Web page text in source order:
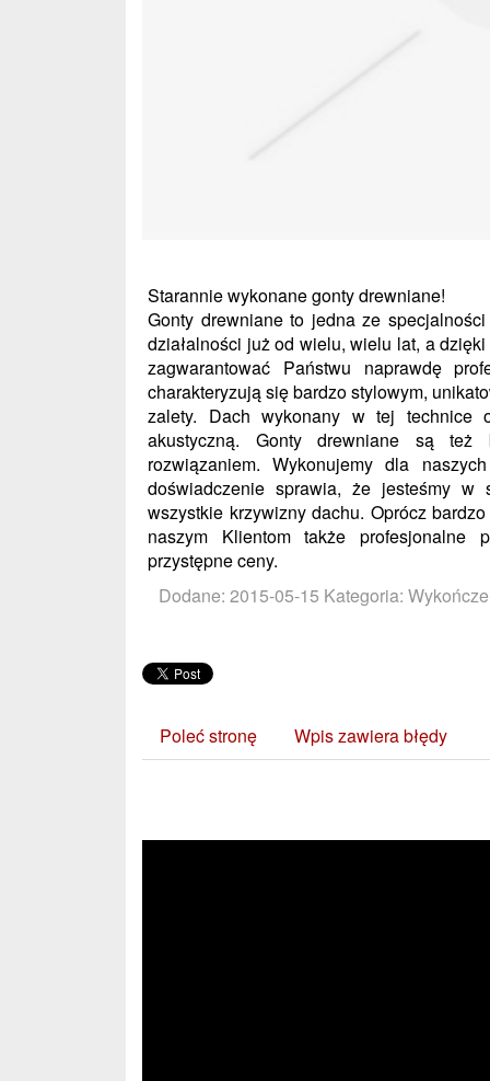
Starannie wykonane gonty drewniane!
Gonty drewniane to jedna ze
działalności już od wielu, wielu lat, a
zagwarantować Państwu naprawdę
charakteryzują się bardzo stylowym,
zalety. Dach wykonany w tej technice
akustyczną. Gonty drewniane są też
rozwiązaniem. Wykonujemy dla
doświadczenie sprawia, że jesteśmy
wszystkie krzywizny dachu. Oprócz
naszym Klientom także profesjonalne
przystępne ceny.
Dodane: 2015-05-15 Kategoria:
Poleć stronę Wpis zawiera błędy